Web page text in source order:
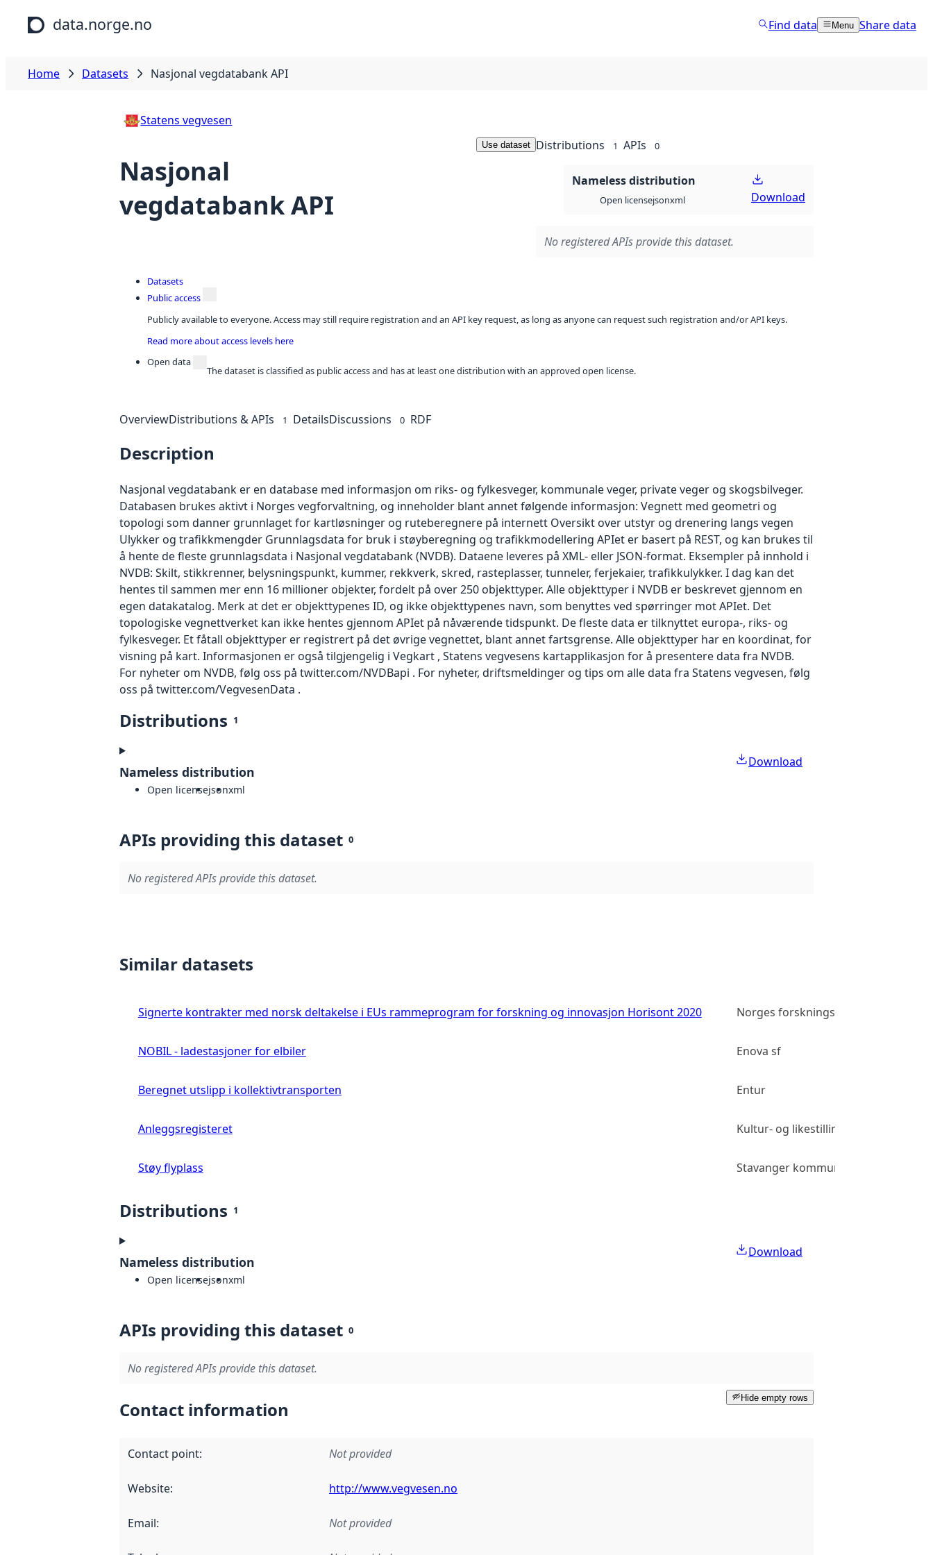
Skip to main content
data.norge.no Find data Menu Share data
Home Datasets Nasjonal vegdatabank API
Statens vegvesen
Nasjonal
vegdatabank API
Use dataset Distributions 1 APIs 0
Nameless distribution
Open licensejsonxml Download
No registered APIs provide this dataset.
Datasets
Public access
Publicly available to everyone. Access may still require registration and an API key request, as long as anyone can request such registration and/or API keys.
Read more about access levels here
Open data
The dataset is classified as public access and has at least one distribution with an approved open license.
OverviewDistributions & APIs 1 DetailsDiscussions 0 RDF
Description
Nasjonal vegdatabank er en database med informasjon om riks- og fylkesveger, kommunale veger, private veger og skogsbilveger.
Databasen brukes aktivt i Norges vegforvaltning, og inneholder blant annet følgende informasjon: Vegnett med geometri og
topologi som danner grunnlaget for kartløsninger og ruteberegnere på internett Oversikt over utstyr og drenering langs vegen
Ulykker og trafikkmengder Grunnlagsdata for bruk i støyberegning og trafikkmodellering APIet er basert på REST, og kan brukes til
å hente de fleste grunnlagsdata i Nasjonal vegdatabank (NVDB). Dataene leveres på XML- eller JSON-format. Eksempler på innhold i
NVDB: Skilt, stikkrenner, belysningspunkt, kummer, rekkverk, skred, rasteplasser, tunneler, ferjekaier, trafikkulykker. I dag kan det
hentes til sammen mer enn 16 millioner objekter, fordelt på over 250 objekttyper. Alle objekttyper i NVDB er beskrevet gjennom en
egen datakatalog. Merk at det er objekttypenes ID, og ikke objekttypenes navn, som benyttes ved spørringer mot APIet. Det
topologiske vegnettverket kan ikke hentes gjennom APIet på nåværende tidspunkt. De fleste data er tilknyttet europa-, riks- og
fylkesveger. Et fåtall objekttyper er registrert på det øvrige vegnettet, blant annet fartsgrense. Alle objekttyper har en koordinat, for
visning på kart. Informasjonen er også tilgjengelig i Vegkart , Statens vegvesens kartapplikasjon for å presentere data fra NVDB.
For nyheter om NVDB, følg oss på twitter.com/NVDBapi . For nyheter, driftsmeldinger og tips om alle data fra Statens vegvesen, følg
oss på twitter.com/VegvesenData .
Distributions 1
Nameless distribution
Open licensejsonxml
Download
APIs providing this dataset 0
No registered APIs provide this dataset.
Similar datasets
Signerte kontrakter med norsk deltakelse i EUs rammeprogram for forskning og innovasjon Horisont 2020 Norges forskningsråd
NOBIL - ladestasjoner for elbiler Enova sf
Beregnet utslipp i kollektivtransporten Entur
Anleggsregisteret Kultur- og likestillingsdepartementet
Støy flyplass Stavanger kommune
Distributions 1
Nameless distribution
Open licensejsonxml
Download
APIs providing this dataset 0
No registered APIs provide this dataset.
Hide empty rows
Contact information
Contact point: Not provided
Website: http://www.vegvesen.no
Email: Not provided